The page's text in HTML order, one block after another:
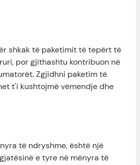
shkak të paketimit të tepërt të
por gjithashtu kontribuon në
Zgjidhni paketim të
t'i kushtojmë vëmendje dhe
të ndryshme, është një
e tyre në mënyra të